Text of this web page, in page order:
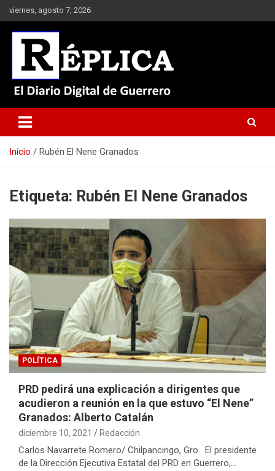
Saltar
al
contenido
viernes, agosto 7, 2026
Réplica
Inicio Rubén El Nene Granados
Etiqueta: Rubén El Nene Granados
POLÍTICA
PRD pedirá una explicación a dirigentes que
acudieron a reunión en la que estuvo “El Nene”
Granados: Alberto Catalán
diciembre 10, 2021 Redacción
Carlos Navarrete Romero/ Chilpancingo, Gro. El presidente
de la Dirección Ejecutiva Estatal del PRD en Guerrero,…